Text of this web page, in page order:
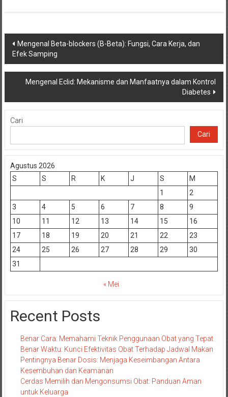
Navigasi
pos
Mengenal Beta-blockers (B-Beta): Fungsi, Cara Kerja, dan
Efek Samping
Mengenal Eclid: Mekanisme dan Manfaatnya dalam Kontrol
Diabetes
Cari
Cari
Agustus 2026
S
S R K J S
M
1
2
3
4 5 6 7 8
9
10
11 12 13 14 15
16
17
18 19 20 21 22
23
24
25 26 27 28 29
30
31
« Mei
Recent Posts
Benar Cara: Memahami Teknik Penggunaan Obat yang Tepat
Benar Waktu: Kunci Efektivitas Obat Terhadap Jadwal Makan
Pentingnya Benar Dosis: Menjaga Keseimbangan Antara
Kesembuhan dan Keamanan
Cerdas Memilih dan Mengonsumsi Obat: Panduan Aman
untuk Keluarga